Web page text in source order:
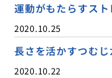
運動がもたらすス
2020.10.25
長さを活かすつむ
2020.10.22